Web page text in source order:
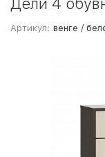
Артикул: венге /